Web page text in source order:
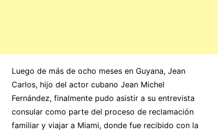
Luego de más de ocho meses en Guyana, Jean
Carlos, hijo del actor cubano Jean Michel
Fernández, finalmente pudo asistir a su entrevista
consular como parte del proceso de reclamación
familiar y viajar a Miami, donde fue recibido con la